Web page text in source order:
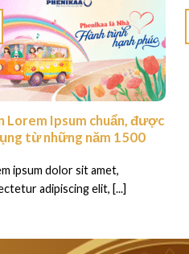
Lorem Ipsum chuẩn, được
từ những năm 1500
ipsum dolor sit amet,
adipiscing elit, [...]